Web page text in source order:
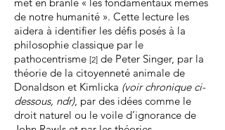
de notre humanité ». Cette lecture les
aidera à identifier les défis posés à la
philosophie classique par le
pathocentrisme [2] de Peter Singer, par la
théorie de la citoyenneté animale de
Donaldson et Kimlicka (voir chronique ci-
dessous, ndr), par des idées comme le
droit naturel ou le voile d’ignorance de